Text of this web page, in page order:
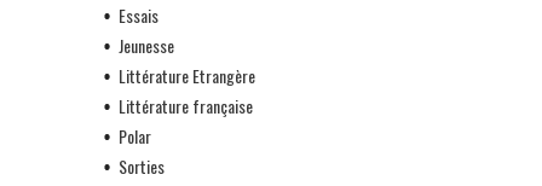
Essais
Jeunesse
Littérature Etrangère
Littérature française
Polar
Sorties